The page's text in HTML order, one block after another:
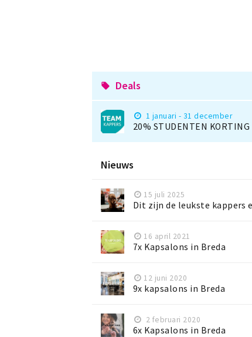
local_offer Deals
1 januari - 31 december
20% STUDENTEN KORTING
Nieuws
15 juli 2025
Dit zijn de leukste kappers
16 april 2021
7x Kapsalons in Breda
12 juni 2020
9x kapsalons in Breda
2 februari 2020
6x Kapsalons in Breda